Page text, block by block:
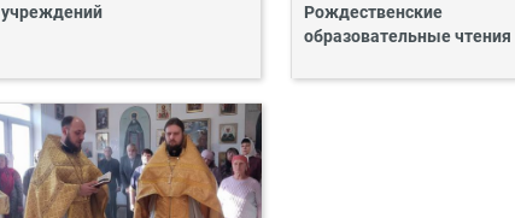
учреждений
Рождественские
образовательные чтения